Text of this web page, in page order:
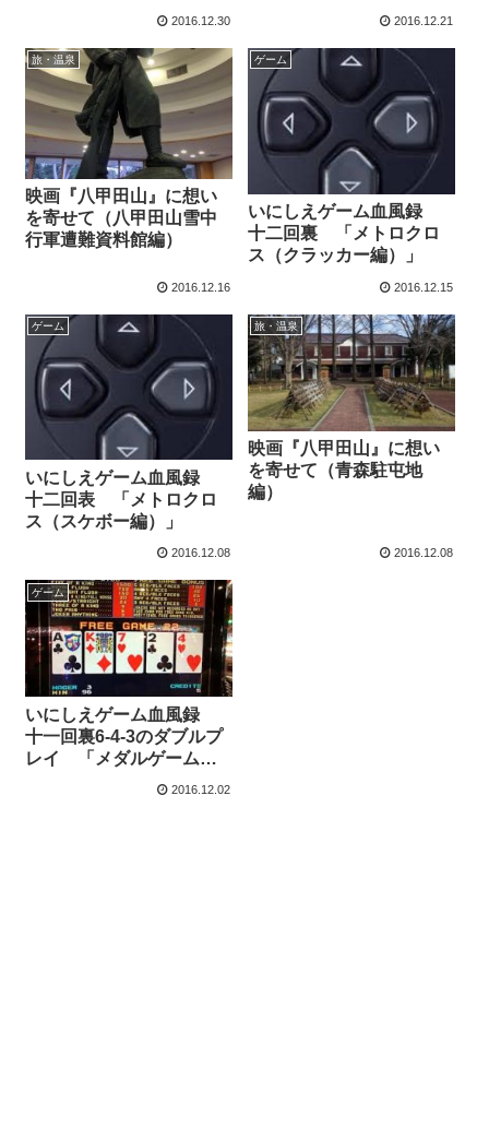
る『魂斗羅』戦記」
2016.12.30
イルの目地編）」
2016.12.21
旅・温泉
映画『八甲田山』に想い
を寄せて（八甲田山雪中
行軍遭難資料館編）
2016.12.16
ゲーム
いにしえゲーム血風録
十二回裏 「メトロクロ
ス（クラッカー編）」
2016.12.15
ゲーム
いにしえゲーム血風録
十二回表 「メトロクロ
ス（スケボー編）」
2016.12.08
旅・温泉
映画『八甲田山』に想い
を寄せて（青森駐屯地
編）
2016.12.08
ゲーム
いにしえゲーム血風録
十一回裏6-4-3のダブルプ
レイ 「メダルゲームの
愉しみ（堕天録編）」
2016.12.02